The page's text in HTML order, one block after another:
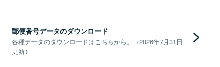
郵便番号データのダウンロード
各種データのダウンロードはこちらから。（2026年7月31日
更新）